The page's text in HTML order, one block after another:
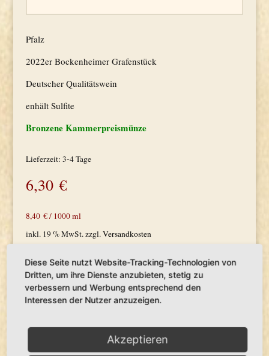
Pfalz
2022er Bockenheimer Grafenstück
Deutscher Qualitätswein
enhält Sulfite
Bronzene Kammerpreismünze
Lieferzeit: 3-4 Tage
6,30 €
8,40 €/ 1000ml
inkl. 19 % MwSt.zzgl.Versandkosten
Produkt enthält: 750ml
Artikelnummer:2 Kategorien:Rotwein,Trocken
Schlagwort:Dornfelder
Menge
In den Warenkorb
Diese Seite nutzt Website-Tracking-Technologien von
Dritten, um ihre Dienste anzubieten, stetig zu
verbessern und Werbung entsprechend den
Interessen der Nutzer anzuzeigen.
Akzeptieren